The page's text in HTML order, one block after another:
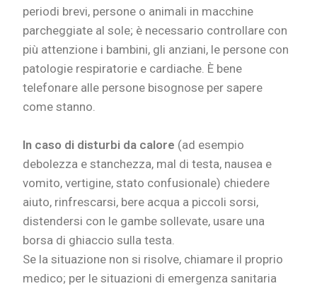
periodi brevi, persone o animali in macchine
parcheggiate al sole; è necessario controllare con
più attenzione i bambini, gli anziani, le persone con
patologie respiratorie e cardiache. È bene
telefonare alle persone bisognose per sapere
come stanno.
In caso di disturbi da calore (ad esempio
debolezza e stanchezza, mal di testa, nausea e
vomito, vertigine, stato confusionale) chiedere
aiuto, rinfrescarsi, bere acqua a piccoli sorsi,
distendersi con le gambe sollevate, usare una
borsa di ghiaccio sulla testa.
Se la situazione non si risolve, chiamare il proprio
medico; per le situazioni di emergenza sanitaria